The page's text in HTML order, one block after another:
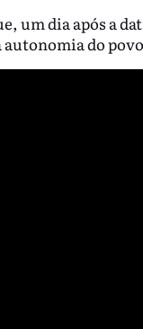
um dia após a
do